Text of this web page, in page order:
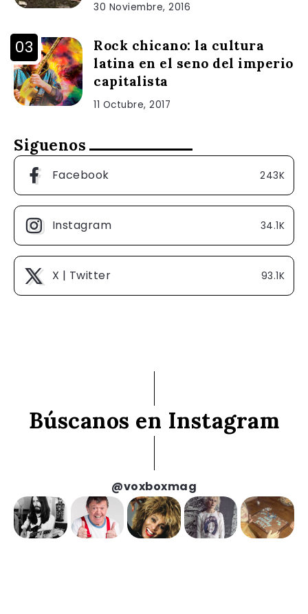
30 Noviembre, 2016
Rock chicano: la cultura
latina en el seno del imperio
capitalista
11 Octubre, 2017
Siguenos
Facebook 243K
Instagram 34.1K
X | Twitter 93.1K
Búscanos en Instagram
@voxboxmag